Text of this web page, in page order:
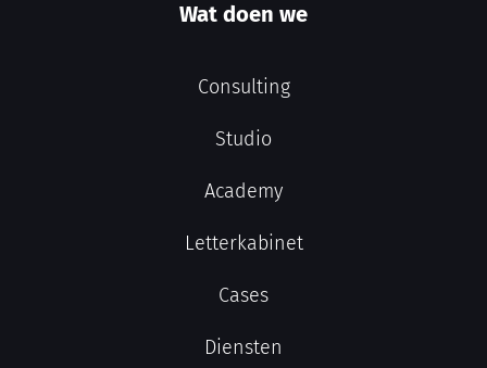
Wat doen we
Consulting
Studio
Academy
Letterkabinet
Cases
Diensten